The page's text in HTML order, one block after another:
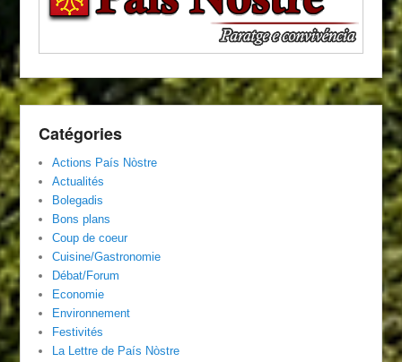
Catégories
Actions País Nòstre
Actualités
Bolegadis
Bons plans
Coup de coeur
Cuisine/Gastronomie
Débat/Forum
Economie
Environnement
Festivités
La Lettre de País Nòstre